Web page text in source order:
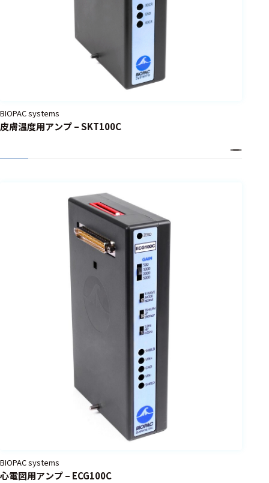
BIOPAC systems
皮膚温度用アンプ – SKT100C
BIOPAC systems
心電図用アンプ – ECG100C